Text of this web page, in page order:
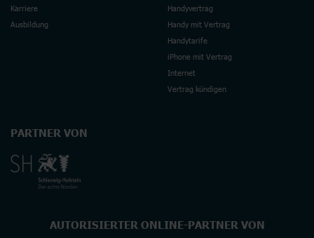
Karriere
Ausbildung
Handyvertrag
Handy mit Vertrag
Handytarife
iPhone mit Vertrag
Internet
Vertrag kündigen
PARTNER VON
AUTORISIERTER ONLINE-PARTNER VON